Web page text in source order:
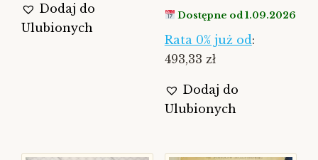
Dodaj do
Ulubionych
Dostępne od 1.09.2026
Rata 0% już od:
493,33 zł
Dodaj do
Ulubionych